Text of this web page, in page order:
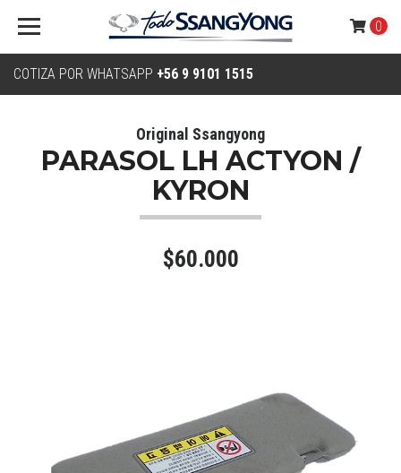
COTIZA POR WHATSAPP +56 9 9101 1515
0
Original Ssangyong
PARASOL LH ACTYON /
KYRON
$60.000